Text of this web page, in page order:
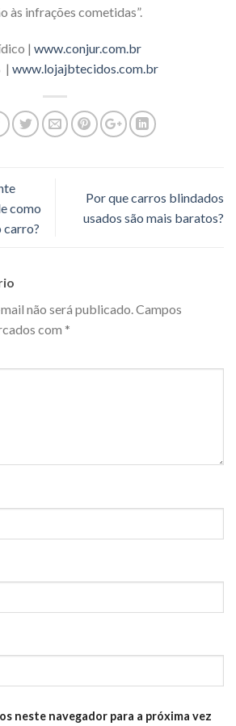
às infrações cometidas”.
| www.conjur.com.br
| www.lojajbtecidos.com.br
como
carro?
Por que carros blindados
usados são mais baratos?
não será publicado. Campos
com *
neste navegador para a próxima vez